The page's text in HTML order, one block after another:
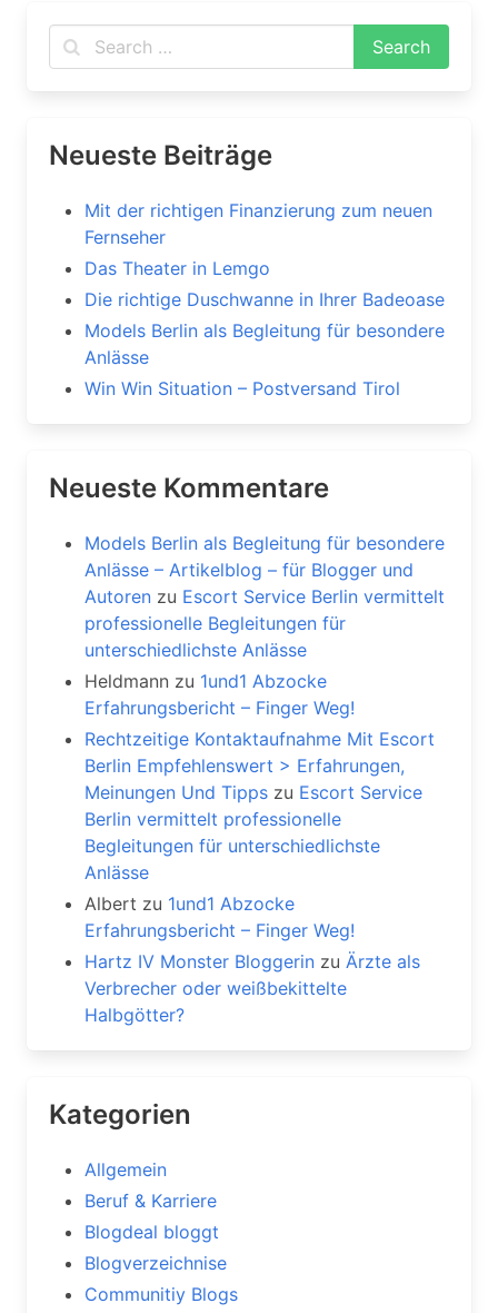
Neueste Beiträge
Mit der richtigen Finanzierung zum neuen
Fernseher
Das Theater in Lemgo
Die richtige Duschwanne in Ihrer Badeoase
Models Berlin als Begleitung für besondere
Anlässe
Win Win Situation – Postversand Tirol
Neueste Kommentare
Models Berlin als Begleitung für besondere
Anlässe – Artikelblog – für Blogger und
Autoren zu Escort Service Berlin vermittelt
professionelle Begleitungen für
unterschiedlichste Anlässe
Heldmann zu 1und1 Abzocke
Erfahrungsbericht – Finger Weg!
Rechtzeitige Kontaktaufnahme Mit Escort
Berlin Empfehlenswert > Erfahrungen,
Meinungen Und Tipps zu Escort Service
Berlin vermittelt professionelle
Begleitungen für unterschiedlichste
Anlässe
Albert zu 1und1 Abzocke
Erfahrungsbericht – Finger Weg!
Hartz IV Monster Bloggerin zu Ärzte als
Verbrecher oder weißbekittelte
Halbgötter?
Kategorien
Allgemein
Beruf & Karriere
Blogdeal bloggt
Blogverzeichnise
Communitiy Blogs